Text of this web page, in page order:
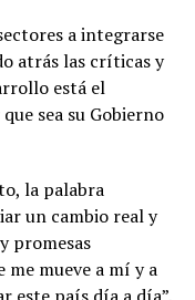
a integrarse
atrás las críticas y
está el
sea su Gobierno
la palabra
un cambio real y
promesas
me mueve a mí y a